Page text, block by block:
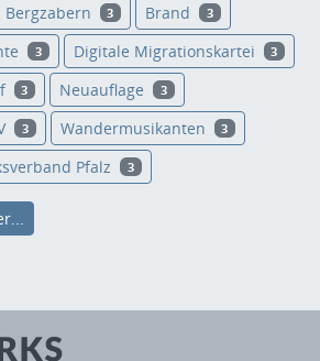
Bergzabern 3 Brand 3
3 Digitale Migrationskartei 3
3 Neuauflage 3
3 Wandermusikanten 3
Pfalz 3